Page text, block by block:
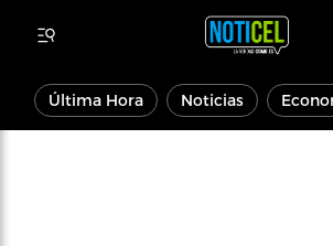
Última Hora Noticias